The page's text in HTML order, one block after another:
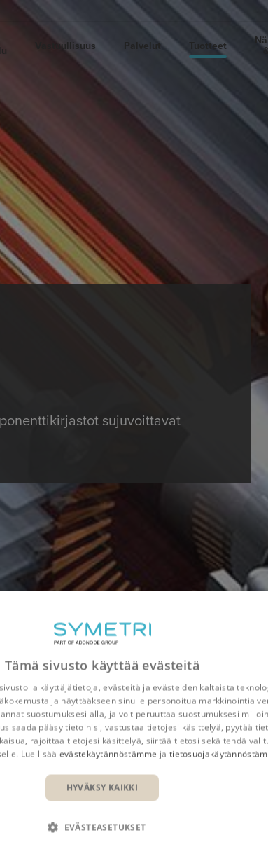
Vastuullisuus Palvelut Tuotteet
sujuvoittavat
Yleiskatsaus Hyödyt
KOULUTUKSET
Tämä sivusto käyttää evästeitä
käyttäjätietoja, evästeitä ja evästeiden kaltaista
ja näyttääkseen sinulle personoitua markkinointia
suostumuksesi alla, ja voit peruuttaa suostumuksesi
saada pääsy tietoihisi, vastustaa tietojesi käsittelyä, pyytää
rajoittaa tietojesi käsittelyä, siirtää tietosi sekä tehdä
Lue lisää evästekäytännöstämme ja
HYVÄKSY KAIKKI
EVÄSTEASETUKSET